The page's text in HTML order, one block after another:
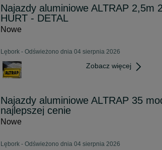
Najazdy aluminiowe ALTRAP 2,5m
HURT - DETAL
Nowe
Lębork - Odświeżono dnia 04 sierpnia 2026
Zobacz więcej
Najazdy aluminiowe ALTRAP 35
najlepszej cenie
Nowe
Lębork - Odświeżono dnia 04 sierpnia 2026